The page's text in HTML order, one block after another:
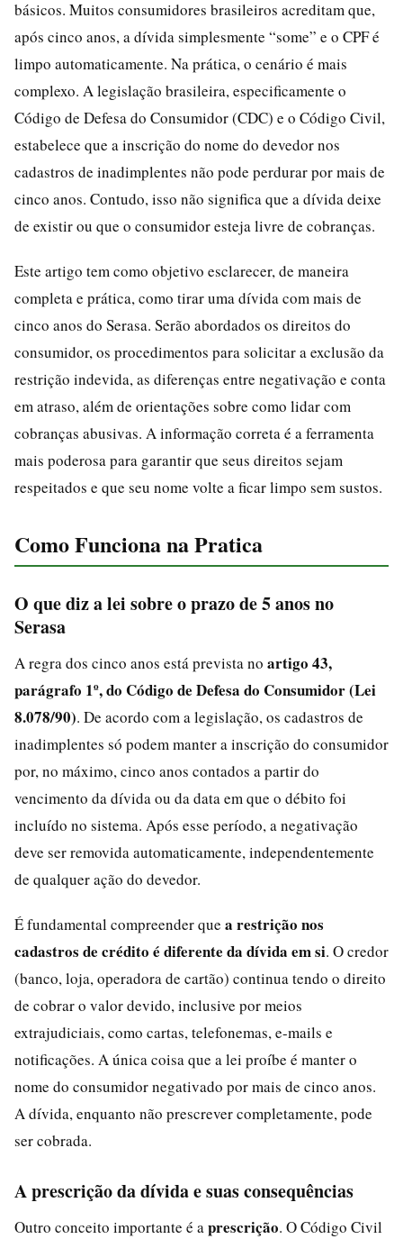
básicos. Muitos consumidores brasileiros acreditam que,
após cinco anos, a dívida simplesmente “some” e o CPF é
limpo automaticamente. Na prática, o cenário é mais
complexo. A legislação brasileira, especificamente o
Código de Defesa do Consumidor (CDC) e o Código Civil,
estabelece que a inscrição do nome do devedor nos
cadastros de inadimplentes não pode perdurar por mais de
cinco anos. Contudo, isso não significa que a dívida deixe
de existir ou que o consumidor esteja livre de cobranças.
Este artigo tem como objetivo esclarecer, de maneira
completa e prática, como tirar uma dívida com mais de
cinco anos do Serasa. Serão abordados os direitos do
consumidor, os procedimentos para solicitar a exclusão da
restrição indevida, as diferenças entre negativação e conta
em atraso, além de orientações sobre como lidar com
cobranças abusivas. A informação correta é a ferramenta
mais poderosa para garantir que seus direitos sejam
respeitados e que seu nome volte a ficar limpo sem sustos.
Como Funciona na Pratica
O que diz a lei sobre o prazo de 5 anos no
Serasa
A regra dos cinco anos está prevista no artigo 43,
parágrafo 1º, do Código de Defesa do Consumidor (Lei
8.078/90). De acordo com a legislação, os cadastros de
inadimplentes só podem manter a inscrição do consumidor
por, no máximo, cinco anos contados a partir do
vencimento da dívida ou da data em que o débito foi
incluído no sistema. Após esse período, a negativação
deve ser removida automaticamente, independentemente
de qualquer ação do devedor.
É fundamental compreender que a restrição nos
cadastros de crédito é diferente da dívida em si. O credor
(banco, loja, operadora de cartão) continua tendo o direito
de cobrar o valor devido, inclusive por meios
extrajudiciais, como cartas, telefonemas, e-mails e
notificações. A única coisa que a lei proíbe é manter o
nome do consumidor negativado por mais de cinco anos.
A dívida, enquanto não prescrever completamente, pode
ser cobrada.
A prescrição da dívida e suas consequências
Outro conceito importante é a prescrição. O Código Civil